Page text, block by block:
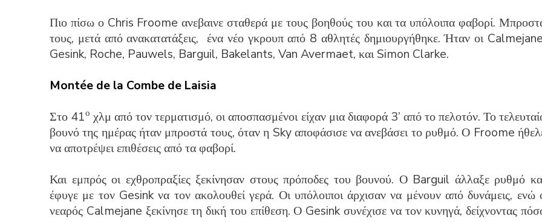
Πιο πίσω ο Chris Froome ανεβαινε σταθερά με τους βοηθούς του και τα υπόλοιπα φαβορί.
τους, μετά από ανακατατάξεις, ένα νέο γκρουπ από 8 αθλητές δημιουργήθηκε. Ήταν οι
Gesink, Roche, Pauwels, Barguil, Bakelants, Van Avermaet, και Simon Clarke.
Montée de la Combe de Laisia
Στο 41ο χλμ από τον τερματισμό, οι αποσπασμένοι είχαν μια διαφορά 3’ από το πελοτόν. Το
βουνό της ημέρας ήταν μπροστά τους, όταν η Sky αποφάσισε να ανεβάσει το ρυθμό. Ο Froome
να αποτρέψει επιθέσεις από τα φαβορί.
Και εμπρός οι εχθροπραξίες ξεκίνησαν στους πρόποδες του βουνού. Ο Barguil άλλαξε ρυθμό
έφυγε με τον Gesink να τον ακολουθεί γερά. Οι υπόλοιποι άρχισαν να μένουν από δυνάμεις, ενώ
νεαρός Calmejane ξεκίνησε τη δική του επίθεση. Ο Gesink συνέχισε να τον κυνηγά, δείχνοντας